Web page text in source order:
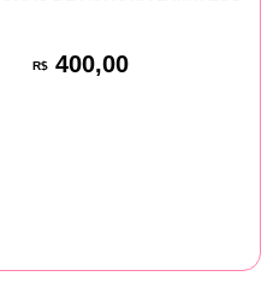
R$400,00